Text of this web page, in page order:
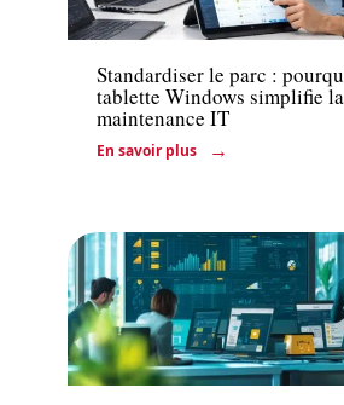
Actu
Standardiser le parc :
tablette Windows simplifie la
maintenance IT
En savoir plus
Services